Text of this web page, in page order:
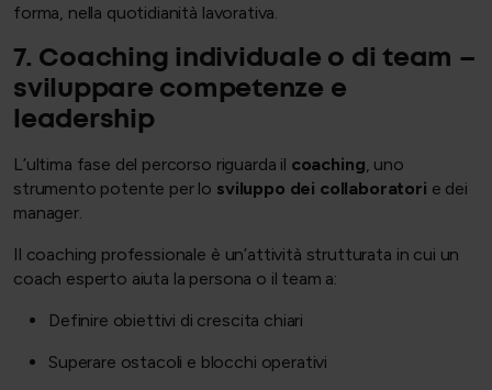
forma, nella quotidianità lavorativa.
7. Coaching individuale o di team –
sviluppare competenze e
leadership
L’ultima fase del percorso riguarda il coaching, uno
strumento potente per lo sviluppo dei collaboratori e dei
manager.
Il coaching professionale è un’attività strutturata in cui un
coach esperto aiuta la persona o il team a:
Definire obiettivi di crescita chiari
Superare ostacoli e blocchi operativi